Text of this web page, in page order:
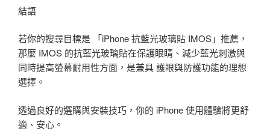
結語
若你的搜尋目標是 「iPhone 抗藍光玻璃貼 IMOS」推薦，
那麼 IMOS 的抗藍光玻璃貼在保護眼睛、減少藍光刺激與
同時提高螢幕耐用性方面，是兼具 護眼與防護功能的理想
選擇。
透過良好的選購與安裝技巧，你的 iPhone 使用體驗將更舒
適、安心。